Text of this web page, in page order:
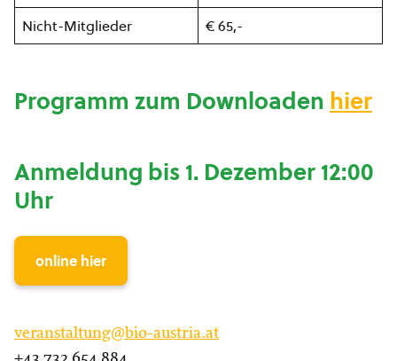
Nicht-Mitglieder
€ 65,-
Programm zum Downloaden hier
Anmeldung bis 1. Dezember 12:00
Uhr
online hier
veranstaltung@bio-austria.at